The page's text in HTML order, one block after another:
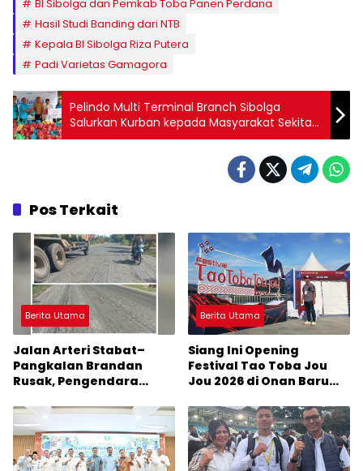
BI Sibolga dan Pemkab Toba Panen Perdana
Hasil Studi Banding dari NTB
Kepala BI Sibolga Riza Putera
Padi Varietas Gamagora
Pelindo Multi Terminal Branch Sibolga
Salurkan Kurban kepada Masyarakat Sekitar
Pelabuhan
Pos Terkait
Berita Utama
Jalan Arteri Stabat–
Pangkalan Brandan
Rusak, Pengendara
Berita Utama
Siang Ini Opening
Festival Tao Toba Jou
Jou 2026 di Onan Baru
Dihibur Marsada Band